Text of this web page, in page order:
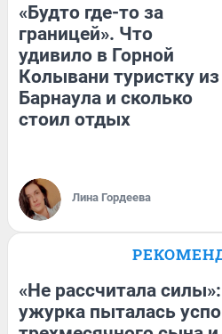
«Будто где-то за
границей». Что
удивило в Горной
Колывани туристку из
Барнаула и сколько
стоил отдых
Лина Гордеева
«Не рассчитала
ужурка пыталась